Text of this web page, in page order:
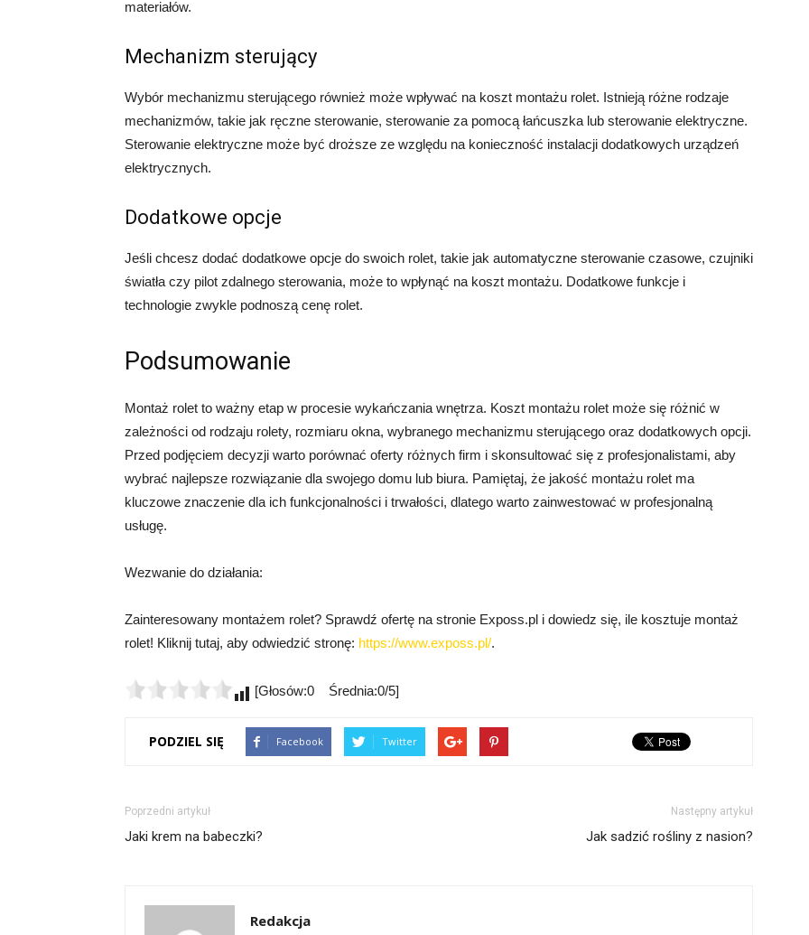
materiałów.
Mechanizm sterujący
Wybór mechanizmu sterującego również może wpływać na koszt montażu rolet. Istnieją różne rodzaje
mechanizmów, takie jak ręczne sterowanie, sterowanie za pomocą łańcuszka lub sterowanie elektryczne.
Sterowanie elektryczne może być droższe ze względu na konieczność instalacji dodatkowych urządzeń
elektrycznych.
Dodatkowe opcje
Jeśli chcesz dodać dodatkowe opcje do swoich rolet, takie jak automatyczne sterowanie czasowe, czujniki
światła czy pilot zdalnego sterowania, może to wpłynąć na koszt montażu. Dodatkowe funkcje i
technologie zwykle podnoszą cenę rolet.
Podsumowanie
Montaż rolet to ważny etap w procesie wykańczania wnętrza. Koszt montażu rolet może się różnić w
zależności od rodzaju rolety, rozmiaru okna, wybranego mechanizmu sterującego oraz dodatkowych opcji.
Przed podjęciem decyzji warto porównać oferty różnych firm i skonsultować się z profesjonalistami, aby
wybrać najlepsze rozwiązanie dla swojego domu lub biura. Pamiętaj, że jakość montażu rolet ma
kluczowe znaczenie dla ich funkcjonalności i trwałości, dlatego warto zainwestować w profesjonalną
usługę.
Wezwanie do działania:
Zainteresowany montażem rolet? Sprawdź ofertę na stronie Exposs.pl i dowiedz się, ile kosztuje montaż
rolet! Kliknij tutaj, aby odwiedzić stronę: https://www.exposs.pl/.
[Głosów:0 Średnia:0/5]
PODZIEL SIĘ Facebook Twitter
Poprzedni artykuł
Jaki krem na babeczki?
Następny artykuł
Jak sadzić rośliny z nasion?
Redakcja